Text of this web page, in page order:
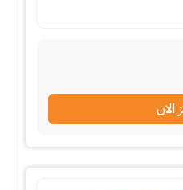
الان